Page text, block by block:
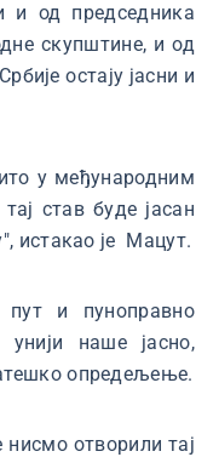
и од председника
скупштине, и од
остају јасни и
у међународним
став буде јасан
истакао је Мацут.
и пуноправно
унији наше јасно,
опредељење.
отворили тај